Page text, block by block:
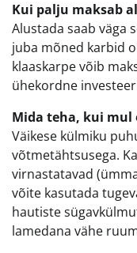
Kui palju maksab
Alustada saab väga
juba mõned karbid
klaaskarpe võib
ühekordne
Mida teha, kui mul
Väikese külmiku
võtmetähtsusega.
virnastatavad
võite kasutada
hautiste
lamedana vähe